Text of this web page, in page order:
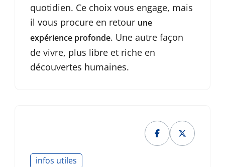
quotidien. Ce choix vous engage, mais
il vous procure en retour une
expérience profonde. Une autre façon
de vivre, plus libre et riche en
découvertes humaines.
infos utiles